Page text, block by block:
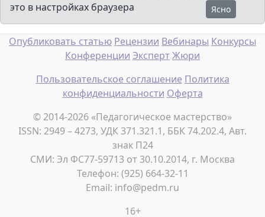
это в настройках браузера
Ясно
Опубликовать статью Рецензии Вебинары Конкурсы
Конференции ЭкспертЖюри
Пользовательское соглашение Политика
конфиденциальности Оферта
© 2014-2026 «Педагогическое мастерство»
ISSN: 2949 – 4273, УДК 371.321.1, ББК 74.202.4, Авт.
знак П24
СМИ: Эл ФС77-59713 от 30.10.2014, г. Москва
Телефон: (925) 664-32-11
Email: info@pedm.ru
16+